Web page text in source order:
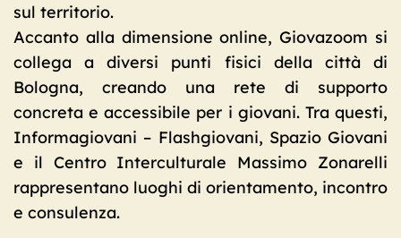
sul territorio.
Accanto alla dimensione online, Giovazoom si
collega a diversi punti fisici della città di
Bologna, creando una rete di supporto
concreta e accessibile per i giovani. Tra questi,
Informagiovani – Flashgiovani, Spazio Giovani
e il Centro Interculturale Massimo Zonarelli
rappresentano luoghi di orientamento, incontro
e consulenza.